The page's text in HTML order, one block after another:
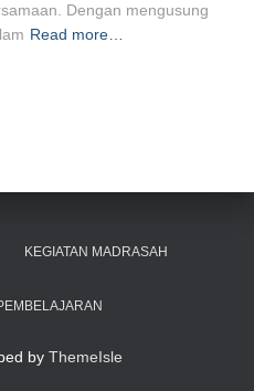
Dengan mengusung
Read more…
KEGIATAN MADRASAH
by ThemeIsle